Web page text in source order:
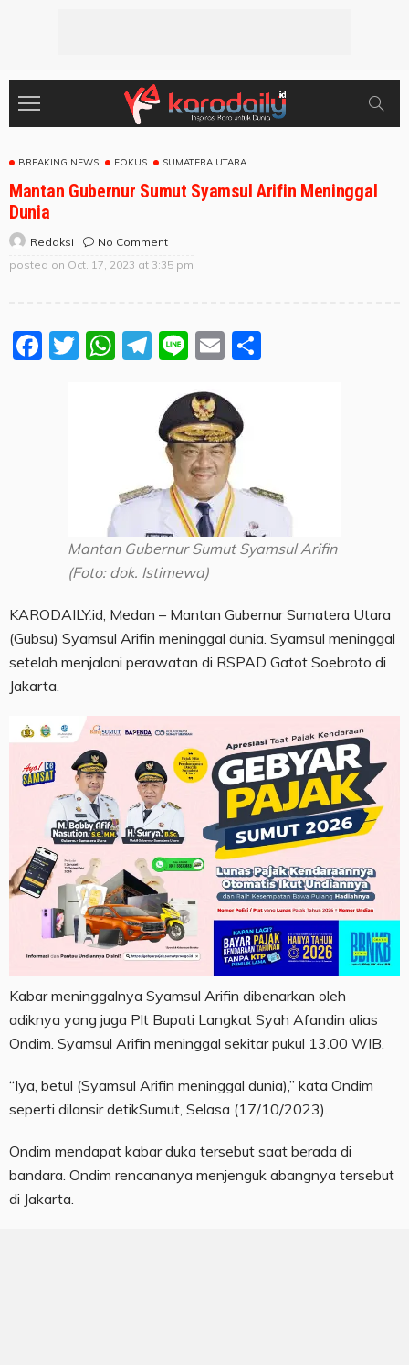
BREAKING NEWS FOKUS SUMATERA UTARA
Mantan Gubernur Sumut Syamsul Arifin Meninggal
Dunia
Redaksi
No Comment
posted on Oct. 17, 2023 at 3:35 pm
Facebook
Twitter
WhatsApp
Telegram
LineEmail
Mantan Gubernur Sumut Syamsul Arifin
(Foto: dok. Istimewa)
KARODAILY.id, Medan – Mantan Gubernur Sumatera Utara
(Gubsu) Syamsul Arifin meninggal dunia. Syamsul meninggal
setelah menjalani perawatan di RSPAD Gatot Soebroto di
Jakarta.
Kabar meninggalnya Syamsul Arifin dibenarkan oleh
adiknya yang juga Plt Bupati Langkat Syah Afandin alias
Ondim. Syamsul Arifin meninggal sekitar pukul 13.00 WIB.
“Iya, betul (Syamsul Arifin meninggal dunia),” kata Ondim
seperti dilansir detikSumut, Selasa (17/10/2023).
Ondim mendapat kabar duka tersebut saat berada di
bandara. Ondim rencananya menjenguk abangnya tersebut
di Jakarta.